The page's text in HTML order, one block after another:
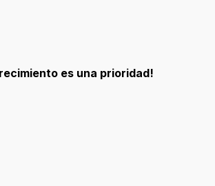
es una prioridad!